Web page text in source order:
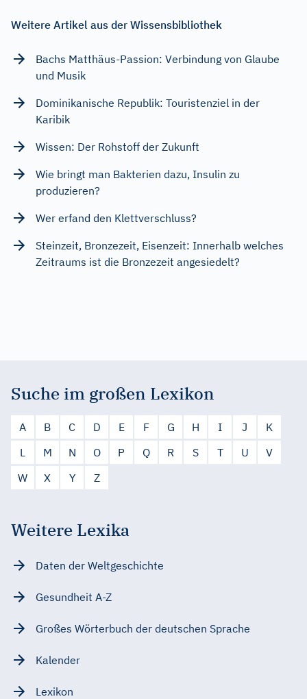
Weitere Artikel aus der Wissensbibliothek
Bachs Matthäus-Passion: Verbindung von Glaube
und Musik
Dominikanische Republik: Touristenziel in der
Karibik
Wissen: Der Rohstoff der Zukunft
Wie bringt man Bakterien dazu, Insulin zu
produzieren?
Wer erfand den Klettverschluss?
Steinzeit, Bronzezeit, Eisenzeit: Innerhalb welches
Zeitraums ist die Bronzezeit angesiedelt?
Suche im großen Lexikon
A B C D E F G H I J
K
L
M N O P Q R S T U
V
W
X Y Z
Weitere Lexika
Daten der Weltgeschichte
Gesundheit A-Z
Großes Wörterbuch der deutschen Sprache
Kalender
Lexikon